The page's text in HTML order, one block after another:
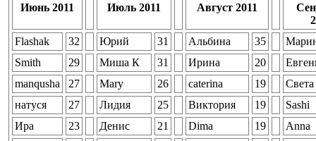
Июнь 2011 Июль 2011 Август 2011
Flashak
32 Юрий 31 Альбина 35
Smith
29 Миша К 31 Ирина 20
manqusha
27 Mary 26 caterina 19
Света
натуся
27 Лидия 25 Виктория 19
Sashi
Ира
23 Денис 21 Dima 19
Anna